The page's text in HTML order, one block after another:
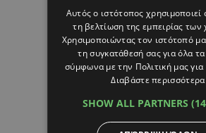
Αυτός ο ιστότοπος χρησιμοποιεί
τη βελτίωση της εμπειρίας
Χρησιμοποιώντας τον ιστότοπό
τη συγκατάθεσή σας για όλα
σύμφωνα με την Πολιτική μας
Διαβάστε περισσότερα
SHOW ALL PARTNERS